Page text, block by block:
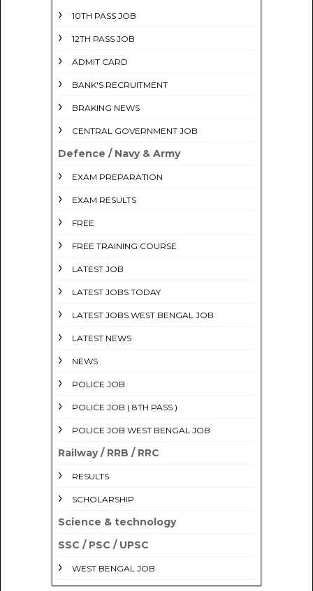
10TH PASS JOB
12TH PASS JOB
ADMIT CARD
BANK'S RECRUITMENT
BRAKING NEWS
CENTRAL GOVERNMENT JOB
Defence / Navy & Army
EXAM PREPARATION
EXAM RESULTS
FREE
FREE TRAINING COURSE
LATEST JOB
LATEST JOBS TODAY
LATEST JOBS WEST BENGAL JOB
LATEST NEWS
NEWS
POLICE JOB
POLICE JOB ( 8TH PASS )
POLICE JOB WEST BENGAL JOB
Railway / RRB / RRC
RESULTS
SCHOLARSHIP
Science & technology
SSC / PSC / UPSC
WEST BENGAL JOB